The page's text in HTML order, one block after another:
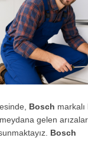
Bosch markalı
gelen
Bosch